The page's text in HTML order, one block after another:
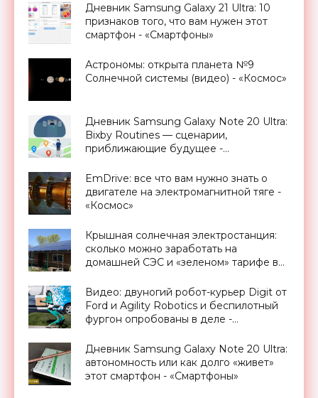
Дневник Samsung Galaxy 21 Ultra: 10
признаков того, что вам нужен этот
смартфон - «Смартфоны»
Астрономы: открыта планета №9
Солнечной системы (видео) - «Космос»
Дневник Samsung Galaxy Note 20 Ultra:
Bixby Routines — сценарии,
приближающие будущее -
EmDrive: все что вам нужно знать о
двигателе на электромагнитной тяге -
«Космос»
Крышная солнечная электростанция:
сколько можно заработать на
домашней СЭС и «зеленом» тарифе в
Видео: двуногий робот-курьер Digit от
Ford и Agility Robotics и беспилотный
фургон опробованы в деле -
Дневник Samsung Galaxy Note 20 Ultra:
автономность или как долго «живет»
этот смартфон - «Смартфоны»